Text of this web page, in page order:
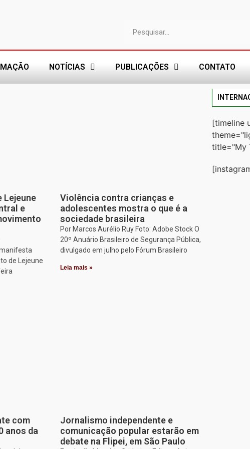
NOTÍCIAS PUBLICAÇÕES CONTATO
Lejeune
e
de Lejeune
Violência contra crianças e
adolescentes mostra o que é a
sociedade brasileira
Por Marcos Aurélio Ruy Foto: Adobe Stock O
20º Anuário Brasileiro de Segurança Pública,
divulgado em julho pelo Fórum Brasileiro
Leia mais »
com
anos da
Jornalismo independente e
comunicação popular estarão em
debate na Flipei, em São Paulo
[timeline
title="My